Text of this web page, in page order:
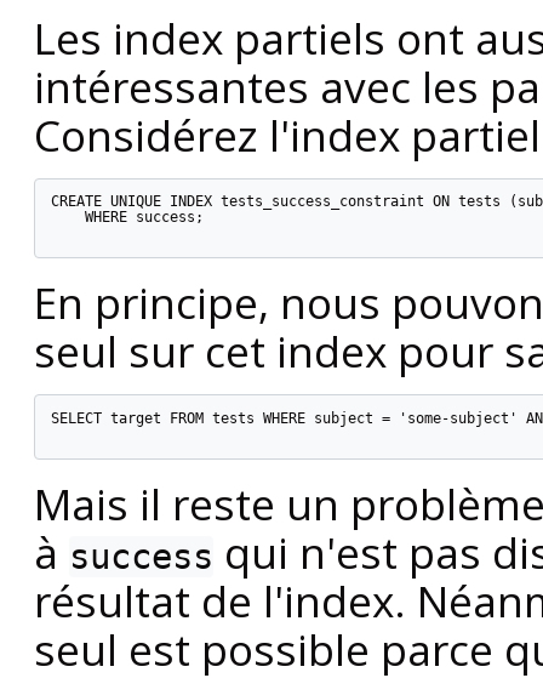
Les index partiels ont
intéressantes avec les
Considérez l'index
CREATE UNIQUE INDEX tests_success_constraint ON tests
    WHERE success;
En principe, nous
seul sur cet index pour
SELECT target FROM tests WHERE subject = 'some-subject'
Mais il reste un
à success qui n'est pas
résultat de l'index.
seul est possible parce